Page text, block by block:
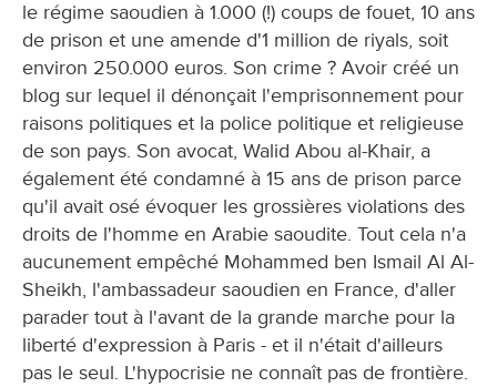
le régime saoudien à 1.000 (!) coups de fouet, 10 ans
de prison et une amende d'1 million de riyals, soit
environ 250.000 euros. Son crime ? Avoir créé un
blog sur lequel il dénonçait l'emprisonnement pour
raisons politiques et la police politique et religieuse
de son pays. Son avocat, Walid Abou al-Khair, a
également été condamné à 15 ans de prison parce
qu'il avait osé évoquer les grossières violations des
droits de l'homme en Arabie saoudite. Tout cela n'a
aucunement empêché Mohammed ben Ismail Al Al-
Sheikh, l'ambassadeur saoudien en France, d'aller
parader tout à l'avant de la grande marche pour la
liberté d'expression à Paris - et il n'était d'ailleurs
pas le seul. L'hypocrisie ne connaît pas de frontière.